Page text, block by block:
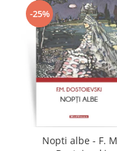
-25%
Nopti albe - F.